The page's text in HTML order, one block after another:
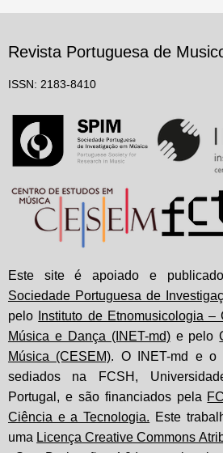
Revista Portuguesa de
ISSN: 2183-8410
Este site é apoiado e
Sociedade Portuguesa de
pelo
Instituto de Etnomusicologia
Música e Dança (INET-md)e pelo
Música (CESEM). O INET-md e o
sediados na FCSH,
Portugal, e são financiados pela
Ciência e a Tecnologia. Este
uma Licença Creative Commons